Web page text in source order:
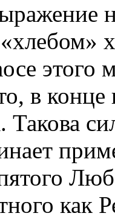
в конце
Такова